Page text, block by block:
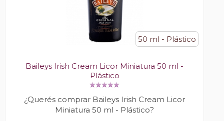
50 ml - Plástico
Baileys Irish Cream Licor Miniatura 50 ml -
Plástico
¿Querés comprar Baileys Irish Cream Licor
Miniatura 50 ml - Plástico?